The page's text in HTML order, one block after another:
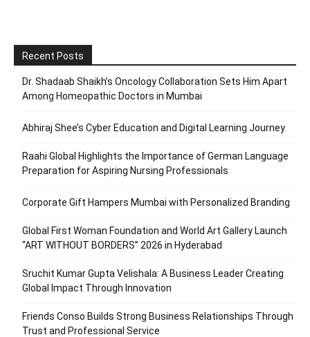
Recent Posts
Dr. Shadaab Shaikh’s Oncology Collaboration Sets Him Apart
Among Homeopathic Doctors in Mumbai
Abhiraj Shee’s Cyber Education and Digital Learning Journey
Raahi Global Highlights the Importance of German Language
Preparation for Aspiring Nursing Professionals
Corporate Gift Hampers Mumbai with Personalized Branding
Global First Woman Foundation and World Art Gallery Launch
“ART WITHOUT BORDERS” 2026 in Hyderabad
Sruchit Kumar Gupta Velishala: A Business Leader Creating
Global Impact Through Innovation
Friends Conso Builds Strong Business Relationships Through
Trust and Professional Service